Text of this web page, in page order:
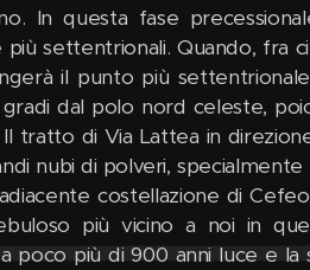
In questa fase
settentrionali. Quando, fra
il punto più
dal polo nord celeste,
tratto di Via Lattea in
nubi di polveri, specialmente
costellazione di
più vicino a noi in
poco più di 900 anni luce e la